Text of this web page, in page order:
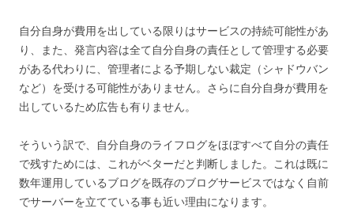
自分自身が費用を出している限りはサービスの持続可能性があ
り、また、発言内容は全て自分自身の責任として管理する必要
がある代わりに、管理者による予期しない裁定（シャドウバン
など）を受ける可能性がありません。さらに自分自身が費用を
出しているため広告も有りません。
そういう訳で、自分自身のライフログをほぼすべて自分の責任
で残すためには、これがベターだと判断しました。これは既に
数年運用しているブログを既存のブログサービスではなく自前
でサーバーを立てている事も近い理由になります。